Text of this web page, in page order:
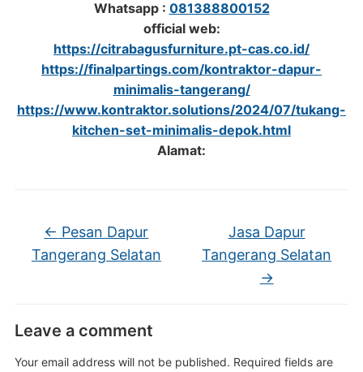
Whatsapp : 081388800152
official web:
https://citrabagusfurniture.pt-cas.co.id/
https://finalpartings.com/kontraktor-dapur-
minimalis-tangerang/
https://www.kontraktor.solutions/2024/07/tukang-
kitchen-set-minimalis-depok.html
Alamat:
← Pesan Dapur
Tangerang Selatan
Jasa Dapur
Tangerang Selatan
→
Leave a comment
Your email address will not be published. Required fields are